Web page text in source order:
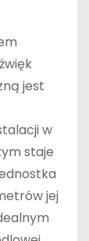
jest
w
staje
jej